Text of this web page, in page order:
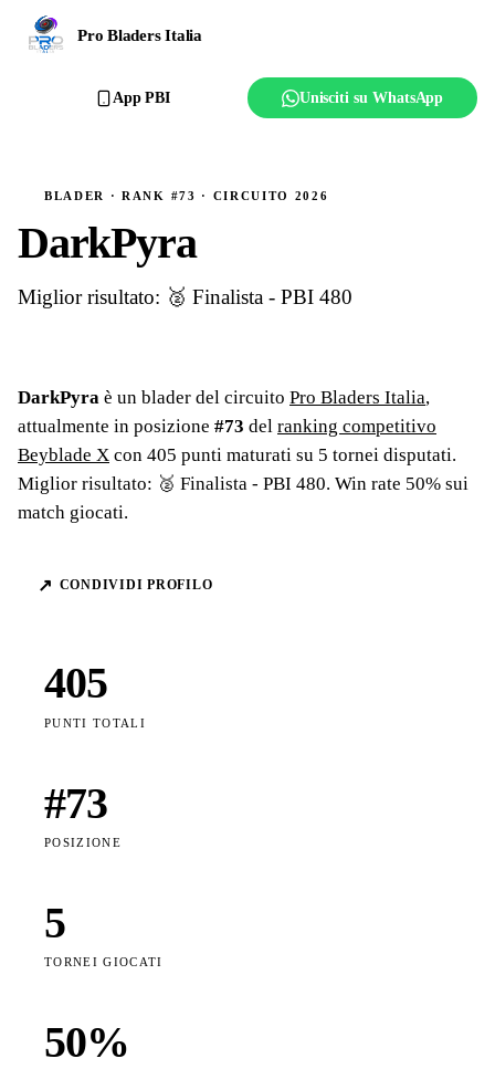
Pro Bladers Italia
Ranking
Regolamento
App PBI Unisciti su WhatsApp
BLADER · RANK #73 · CIRCUITO 2026
DarkPyra
Miglior risultato: 🥈 Finalista - PBI 480
DarkPyra è un blader del circuito Pro Bladers Italia,
attualmente in posizione #73 del ranking competitivo
Beyblade X con 405 punti maturati su 5 tornei disputati.
Miglior risultato: 🥈 Finalista - PBI 480. Win rate 50% sui
match giocati.
↗ CONDIVIDI PROFILO
405
PUNTI TOTALI
#73
POSIZIONE
5
TORNEI GIOCATI
50%